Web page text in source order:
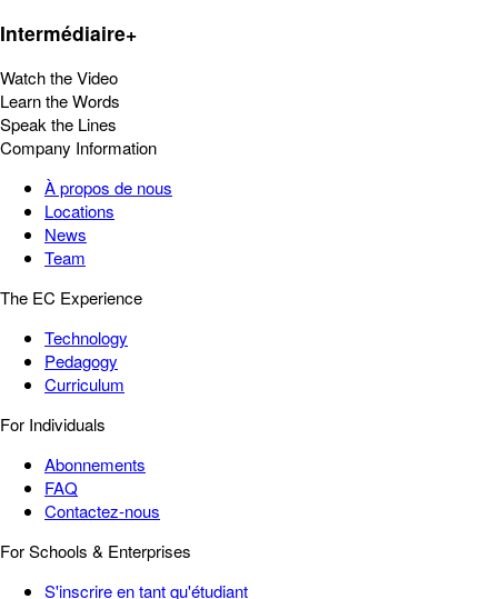
Intermédiaire+
Watch the Video
Learn the Words
Speak the Lines
Company Information
À propos de nous
Locations
News
Team
The EC Experience
Technology
Pedagogy
Curriculum
For Individuals
Abonnements
FAQ
Contactez-nous
For Schools & Enterprises
S'inscrire en tant qu'étudiant